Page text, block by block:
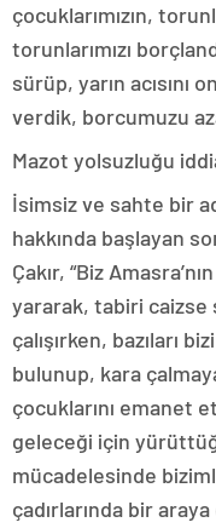
çocuklarımızın,
torunlarımızı
sürüp, yarın acısını
verdik, borcumuzu
Mazot yolsuzluğu
İsimsiz ve sahte bir
hakkında başlayan
Çakır, “Biz
yararak, tabiri caizse
çalışırken, bazıları
bulunup, kara
çocuklarını emanet
geleceği için
mücadelesinde
çadırlarında bir